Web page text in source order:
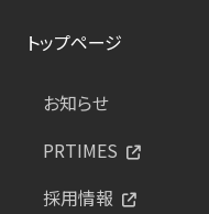
トップページ
お知らせ
PRTIMES
採用情報